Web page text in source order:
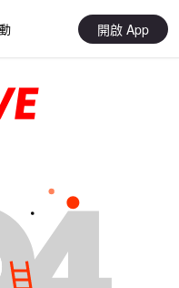
開啟 App